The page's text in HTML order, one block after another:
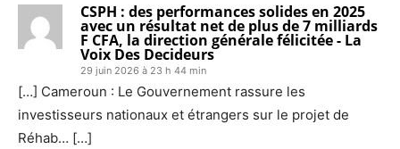
CSPH : des performances solides en 2025
avec un résultat net de plus de 7 milliards
F CFA, la direction générale félicitée - La
Voix Des Decideurs
29 juin 2026 à 23 h 44 min
[…] Cameroun : Le Gouvernement rassure les
investisseurs nationaux et étrangers sur le projet de
Réhab… […]